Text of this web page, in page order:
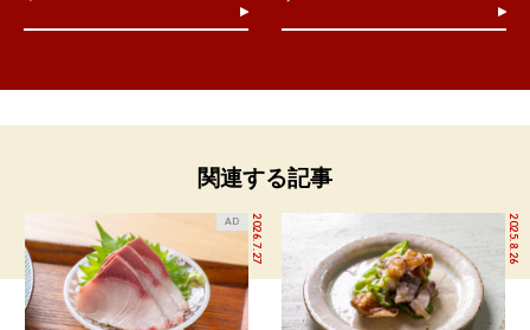
関連する記事
2026.7.27
AD 2025.8.26